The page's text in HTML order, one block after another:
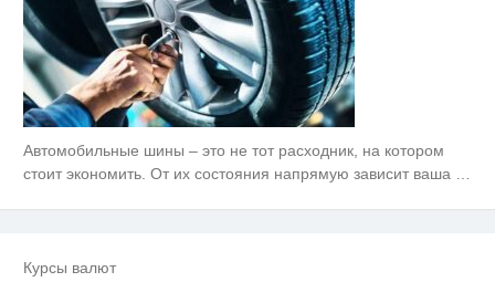
Автомобильные шины – это не тот расходник, на котором
стоит экономить. От их состояния напрямую зависит ваша
Курсы валют